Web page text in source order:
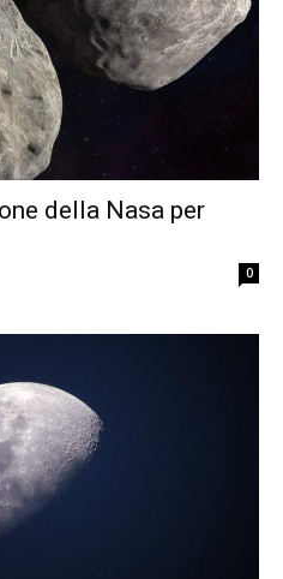
della Nasa per
0